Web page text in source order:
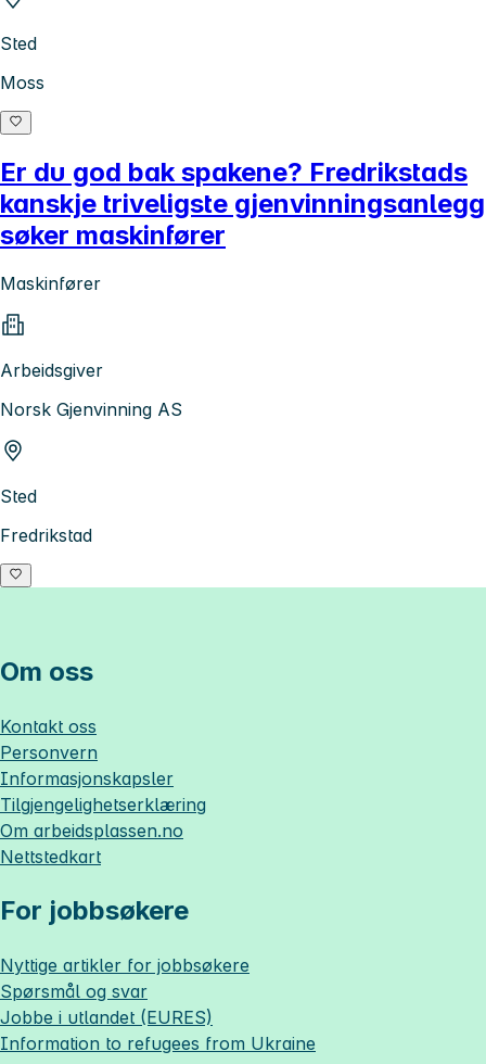
Sted
Moss
Er du god bak spakene? Fredrikstads
kanskje triveligste gjenvinningsanlegg
søker maskinfører
Maskinfører
Arbeidsgiver
Norsk Gjenvinning AS
Sted
Fredrikstad
Om oss
Kontakt oss
Personvern
Informasjonskapsler
Tilgjengelighetserklæring
Om arbeidsplassen.no
Nettstedkart
For jobbsøkere
Nyttige artikler for jobbsøkere
Spørsmål og svar
Jobbe i utlandet (EURES)
Information to refugees from Ukraine